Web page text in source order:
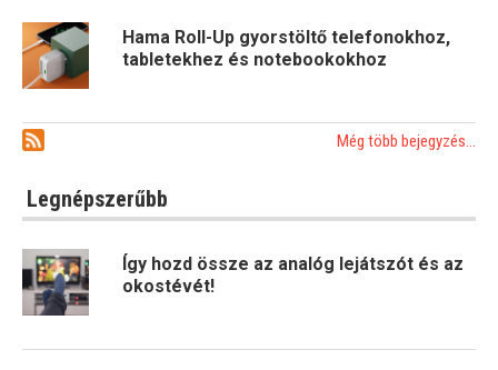
Hama Roll-Up gyorstöltő telefonokhoz,
tabletekhez és notebookokhoz
Még több bejegyzés...
Legnépszerűbb
Így hozd össze az analóg lejátszót és az
okostévét!